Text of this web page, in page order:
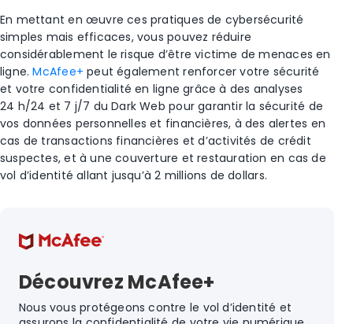
En mettant en œuvre ces pratiques de cybersécurité
simples mais efficaces, vous pouvez réduire
considérablement le risque d’être victime de menaces en
ligne.McAfee+ peut également renforcer votre sécurité
et votre confidentialité en ligne grâce à des analyses
24 h/24 et 7 j/7 du Dark Web pour garantir la sécurité de
vos données personnelles et financières, à des alertes en
cas de transactions financières et d’activités de crédit
suspectes, et à une couverture et restauration en cas de
vol d’identité allant jusqu’à 2 millions de dollars.
Découvrez McAfee+
Nous vous protégeons contre le vol d’identité et